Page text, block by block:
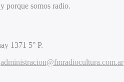
porque somos radio.
1371 5° P.
administracion@fmradiocultura.com.ar